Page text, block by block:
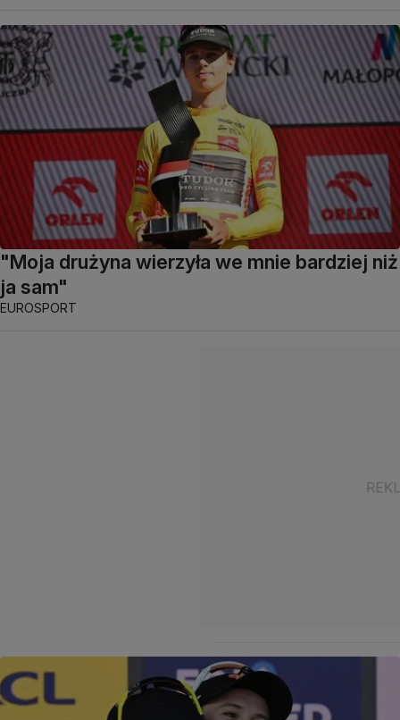
"Moja drużyna wierzyła we mnie bardziej niż
ja sam"
EUROSPORT